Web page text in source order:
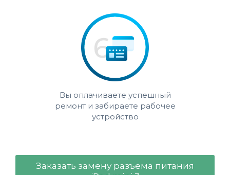
Вы оплачиваете успешный
ремонт и забираете рабочее
устройство
Заказать замену разъема питания